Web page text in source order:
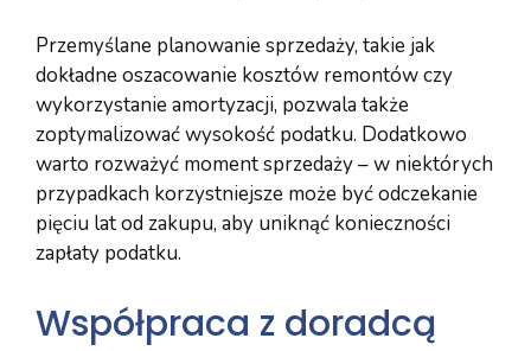
Przemyślane planowanie sprzedaży, takie jak
dokładne oszacowanie kosztów remontów czy
wykorzystanie amortyzacji, pozwala także
zoptymalizować wysokość podatku. Dodatkowo
warto rozważyć moment sprzedaży – w niektórych
przypadkach korzystniejsze może być odczekanie
pięciu lat od zakupu, aby uniknąć konieczności
zapłaty podatku.
Współpraca z doradcą